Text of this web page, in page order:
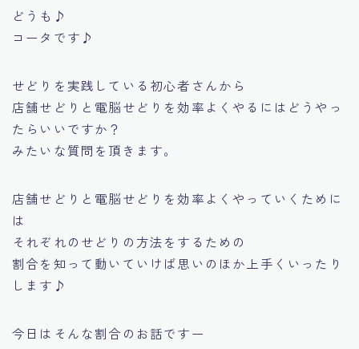
どうも♪
コータです♪
せどりを実践している初心者さんから
店舗せどりと電脳せどりを効率よくやるにはどうやっ
たらいいですか？
みたいな質問を頂きます。
店舗せどりと電脳せどりを効率よくやっていくために
は
それぞれのせどりの方法をするための
割合を知って動いていけば思いのほか上手くいったり
します♪
今日はそんな割合のお話ですー